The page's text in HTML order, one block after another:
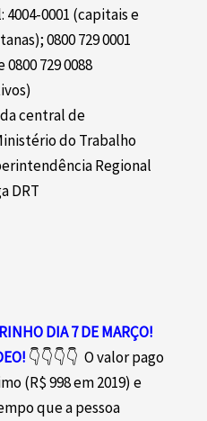
4004-0001 (capitais e
0800 729 0001
729 0088
central de
do Trabalho
Regional
DRT
DIA 7 DE MARÇO!
👇👇👇👇 O valor pago
(R$ 998 em 2019) e
que a pessoa